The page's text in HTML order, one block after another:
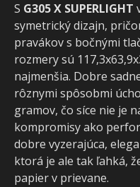
S G305 X SUPERLIGHT
symetrický dizajn,
pravákov s bočnými
rozmery sú
najmenšia. Dobre
rôznymi spôsobmi
gramov, čo síce nie je
kompromisy ako
dobre vyzerajúca,
ktorá je ale tak ľahká,
papier v prievane.